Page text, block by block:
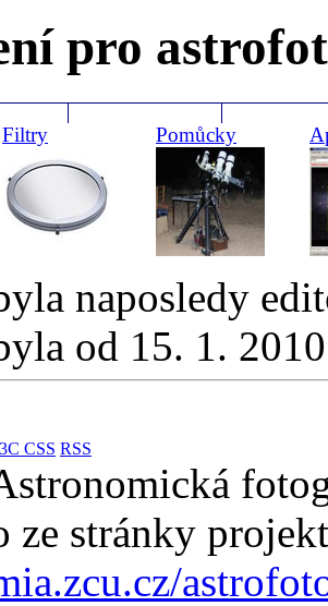
pro
Filtry Pomůcky
naposledy
od 15. 1.
CSS RSS
ze stránky